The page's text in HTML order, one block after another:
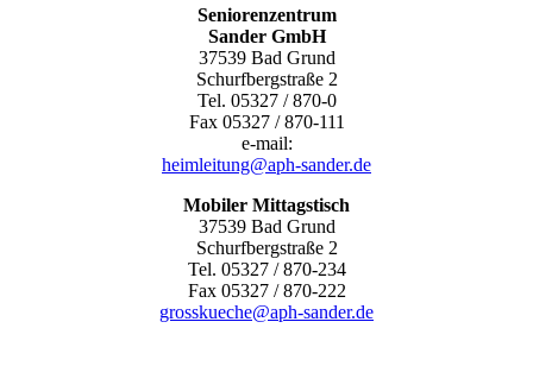
Seniorenzentrum
Sander GmbH
37539 Bad Grund
Schurfbergstraße 2
Tel. 05327 / 870-0
Fax 05327 / 870-111
e-mail:
heimleitung@aph-sander.de
Mobiler Mittagstisch
37539 Bad Grund
Schurfbergstraße 2
Tel. 05327 / 870-234
Fax 05327 / 870-222
grosskueche@aph-sander.de